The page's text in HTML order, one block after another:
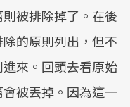
被排除掉了。在後
的原則列出，但不
來。回頭去看原始
被丟掉。因為這一